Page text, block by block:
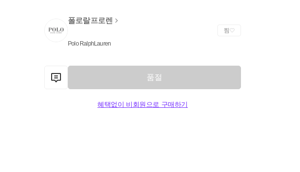
폴로랄프로렌
Polo RalphLauren
찜
품절
혜택없이 비회원으로 구매하기